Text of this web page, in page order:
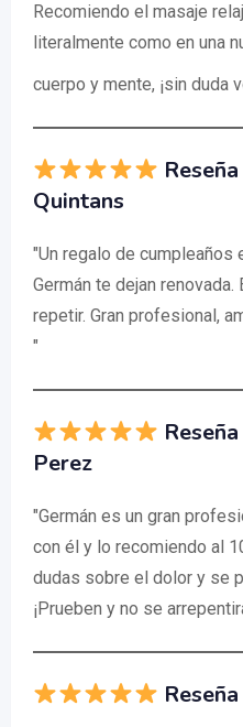
Recomiendo el masaje
literalmente como en una
cuerpo y mente, ¡sin duda
Quintans
"Un regalo de cumpleaños
Germán te dejan
repetir. Gran profesional,
"
Perez
"Germán es un gran
con él y lo recomiendo al
dudas sobre el dolor y se
¡Prueben y no se